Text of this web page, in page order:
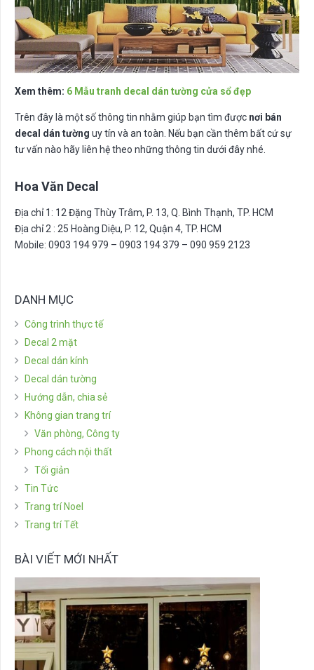
Xem thêm: 6 Mẫu tranh decal dán tường cửa sổ đẹp
Trên đây là một số thông tin nhằm giúp bạn tìm được nơi bán
decal dán tường uy tín và an toàn. Nếu bạn cần thêm bất cứ sự
tư vấn nào hãy liên hệ theo những thông tin dưới đây nhé.
Hoa Văn Decal
Địa chỉ 1: 12 Đặng Thùy Trâm, P. 13, Q. Bình Thạnh, TP. HCM
Địa chỉ 2 : 25 Hoàng Diệu, P. 12, Quận 4, TP. HCM
Mobile: 0903 194 979 – 0903 194 379 – 090 959 2123
DANH MỤC
Công trình thực tế
Decal 2 mặt
Decal dán kính
Decal dán tường
Hướng dẫn, chia sẻ
Không gian trang trí
Văn phòng, Công ty
Phong cách nội thất
Tối giản
Tin Tức
Trang trí Noel
Trang trí Tết
BÀI VIẾT MỚI NHẤT